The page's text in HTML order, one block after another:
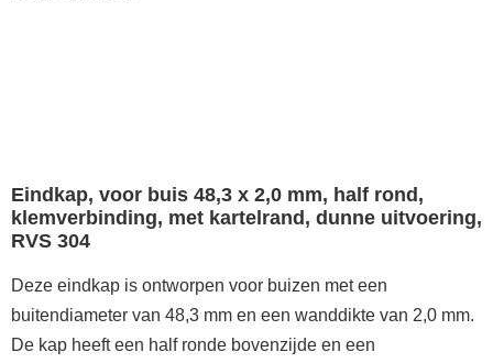
Eindkap, voor buis 48,3 x 2,0 mm, half rond,
klemverbinding, met kartelrand, dunne uitvoering,
RVS 304
Deze eindkap is ontworpen voor buizen met een
buitendiameter van 48,3 mm en een wanddikte van 2,0 mm.
De kap heeft een half ronde bovenzijde en een